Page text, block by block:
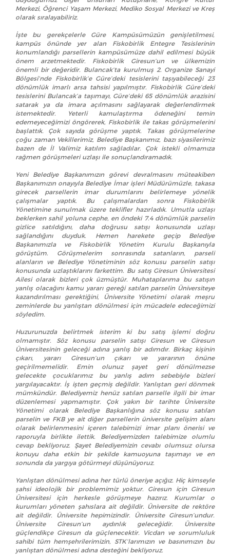
Merkezi, Öğrenci Yaşam Merkezi, Mediko Sosyal Merkezi ve Kreş
olarak sıralayabiliriz.
İşte bu gerekçelerle Güre Kampüsümüzün genişletilmesi,
kampüs önünde yer alan Fiskobirlik Entegre Tesislerinin
konumlandığı parsellerin kampüsümüze dahil edilmesi büyük
önem arzetmektedir. Fiskobirlik Giresun’un ve ülkemizin
önemli bir değeridir. Bulancak’ta kurulmuş 2. Organize Sanayi
Bölgesi’nde Fiskobirlik’e Güre’deki tesislerini taşıyabileceği 23
dönümlük imarlı arsa tahsisi yapılmıştır. Fiskobirlik Güre’deki
tesislerini Bulancak’a taşımayı, Güre’deki 65 dönümlük arazisini
satarak ya da imara açılmasını sağlayarak değerlendirmek
istemektedir. Yeterli kamulaştırma ödeneğini temin
edemeyeceğimizi öngörerek, Fiskobirlik ile takas görüşmelerini
başlattık. Çok sayıda görüşme yaptık. Takas görüşmelerine
çoğu zaman Vekillerimiz, Belediye Başkanımız, bazı siyasilerimiz
bazen de İl Valimiz katılım sağladılar. Çok istekli olmamıza
rağmen görüşmeleri uzlaşı ile sonuçlandıramadık.
Yeni Belediye Başkanımızın görevi devralmasını müteakiben
Başkanımızın onayıyla Belediye İmar işleri Müdürümüzle, takasa
girecek parsellerin imar durumlarını belirlemeye yönelik
çalışmalar yaptık. Bu çalışmalardan sonra Fiskobirlik
Yönetimine sunulmak üzere teklifler hazırladık. Umutla uzlaşı
beklerken sahil yoluna cephe, en öndeki 7.4 dönümlük parselin
gizlice satıldığını, daha doğrusu satışı konusunda uzlaşı
sağlandığını duyduk. Hemen harekete geçip Belediye
Başkanımızla ve Fiskobirlik Yönetim Kurulu Başkanıyla
görüştüm. Görüşmelerim sonrasında satanların, parseli
alanların ve Belediye Yönetiminin söz konusu parselin satışı
konusunda uzlaştıklarını farkettim. Bu satış Giresun Üniversitesi
Ailesi olarak bizleri çok üzmüştür. Muhataplarıma bu satışın
yanlış olacağını kamu yararı gereği satılan parselin Üniversiteye
kazandırılması gerektiğini, Üniversite Yönetimi olarak meşru
zeminlerde bu yanlıştan dönülmesi için mücadele edeceğimizi
söyledim.
Huzurunuzda belirtmek isterim ki bu satış işlemi doğru
olmamıştır. Söz konusu parselin satışı Giresun ve Giresun
Üniversitesinin geleceği adına yanlış bir adımdır. Birkaç kişinin
çıkarı, yararı Giresun’un çıkarı ve yararının önüne
geçirilmemelidir. Emin olunuz şayet geri dönülmezse
gelecekte çocuklarımız bu yanlış adım sebebiyle bizleri
yargılayacaktır. İş işten geçmiş değildir. Yanlıştan geri dönmek
mümkündür. Belediyemiz henüz satılan parselle ilgili bir imar
düzenlemesi yapmamıştır. Çok yakın bir tarihte Üniversite
Yönetimi olarak Belediye Başkanlığına söz konusu satılan
parselin ve FKB ye ait diğer parsellerin üniversite gelişim alanı
olarak belirlenmesini içeren talebimizi imar planı önerisi ve
raporuyla birlikte ilettik. Belediyemizden talebimize olumlu
cevap bekliyoruz. Şayet Belediyemizin cevabı olumsuz olursa
konuyu daha etkin bir şekilde kamuoyuna taşımayı ve en
sonunda da yargıya götürmeyi düşünüyoruz.
Yanlıştan dönülmesi adına her türlü öneriye açığız. Hiç kimseyle
şahsi ideolojik bir problemimiz yoktur. Giresun için Giresun
Üniversitesi için herkesle görüşmeye hazırız. Kurumlar o
kurumları yöneten şahıslara ait değildir. Üniversite de rektöre
ait değildir. Üniversite hepimizindir. Üniversite Giresun’undur.
Üniversite Giresun’un aydınlık geleceğidir. Üniversite
güçlendikçe Giresun da güçlenecektir. Vicdan ve sorumluluk
sahibi tüm hemşehrilerimizin, STK’larımızın ve basınımızın bu
yanlıştan dönülmesi adına desteğini bekliyoruz.